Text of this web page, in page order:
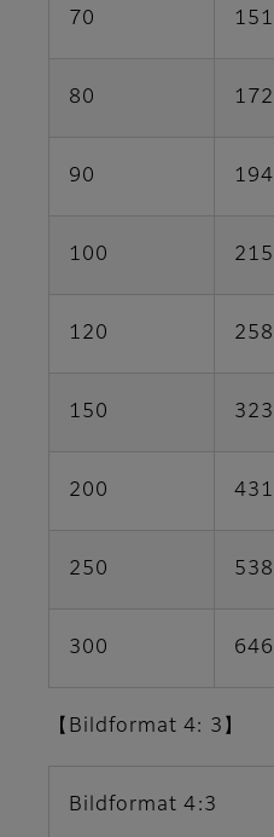
70 151
80 172
90 194
100 215
120 258
150 323
200 431
250 538
300 646
【Bildformat 4: 3】
Bildformat 4:3